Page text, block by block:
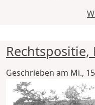
Geschrieben am Mi.,